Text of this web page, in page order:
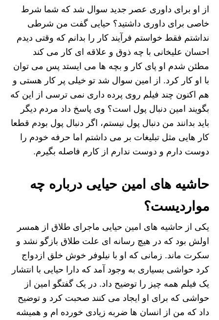
از او برای داوری عصر جدید سوال شد که شما شرط
خاصی برای داوری داشتید؟ حیایی گفت من شرطی
نداشتم فقط خواستم فرآیند کار را بدانم که وقتی دیدم
احسان علیخانی با چه ذوق و علاقه ای کار می کند
مطئن شدم او پای کار و بچه ها می ایستد پس می توان
با او کار کرد. از امین سوال شد تو خیلی پر کار هستی و
هم اکنون چند فیلم روی پرده داری نمی ترسی از این که
بگویند امین دنبال پول است؟ وی پاسخ داد مردم دیگر
باید بدانند من دنبال پول نیستم، اگر دنبال پول بودم قطعا
کار هایی مثل تبلیغات بر می داشتم اما حرفه خودم را
دوست دارم و دوست ندارم از کارم فاصله بگیرم.
حاشیه های امین حیایی درباره چه
مواردیست؟
یکی از حاشیه های امین حیایی ماجرای طلاق از همسر
اولش بود که در هیچ رسانه ای علت طلاق بازگو نشد و
سکرت ماند. زمانی که او با نیلوفر خوش خلق ازدواج
کرد حواشی بسیاری به وجود آمد که دارا حیایی با انتشار
یک فیلم همه چیز را توضیح داد. در یک گفتگو امین از
حواشی که برای او ایجاد می کنند صحبت کرد و توضیح
داد که من از انسان ها ضربه زیادی خورده ام و همیشه